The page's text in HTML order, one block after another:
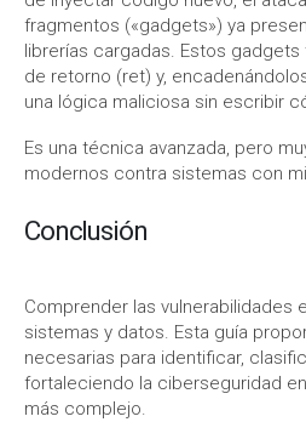
fragmentos («gadgets») ya
librerías cargadas. Estos
de retorno (ret) y,
una lógica maliciosa sin escribir
Es una técnica avanzada, pero
modernos contra sistemas con
Conclusión
Comprender las vulnerabilidades
sistemas y datos. Esta guía
necesarias para identificar,
fortaleciendo la ciberseguridad
más complejo.